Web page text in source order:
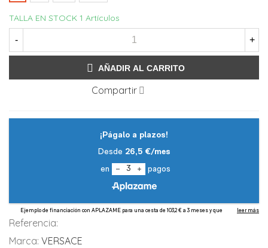
TALLA EN STOCK 1 Artículos
- +
AÑADIR AL CARRITO
Compartir
Referencia:
Marca: VERSACE